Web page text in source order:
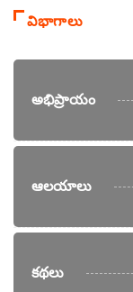
విభాగాలు
అభిప్రాయం
ఆలయాలు
కథలు